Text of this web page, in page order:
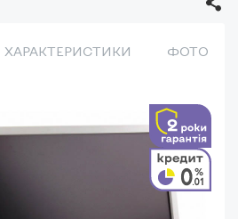
ХАРАКТЕРИСТИКИ ФОТО